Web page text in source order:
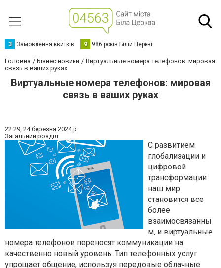
З Замовлення квитків 9 986 років Білій Церкві
Головна Бізнес новини
Виртуальные номера телефонов: мировая
связь в ваших руках
Виртуальные номера телефонов: мировая
связь в ваших руках
22:29, 24 березня 2024 р.
Загальний розділ
С развитием
глобализации и
цифровой
трансформации
наш мир
становится все
более
взаимосвязанны
м, и виртуальные
номера телефонов переносят коммуникации на
качественно новый уровень. Тип телефонных услуг
упрощает общение, используя передовые облачные